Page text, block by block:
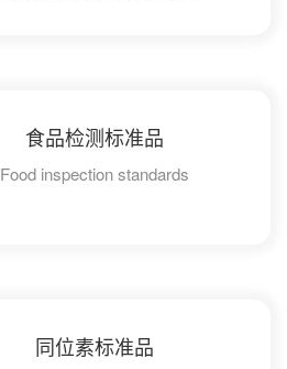
食品检测标准品
Food inspection standards
同位素标准品